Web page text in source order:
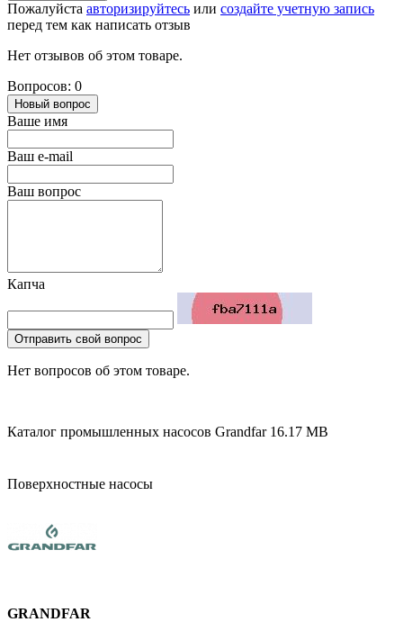
Пожалуйста авторизируйтесь или создайте учетную запись
перед тем как написать отзыв
Нет отзывов об этом товаре.
Вопросов: 0
Новый вопрос
Ваше имя
Ваш e-mail
Ваш вопрос
Капча
Отправить свой вопрос
Нет вопросов об этом товаре.
Каталог промышленных насосов Grandfar 16.17 MB
Поверхностные насосы
GRANDFAR